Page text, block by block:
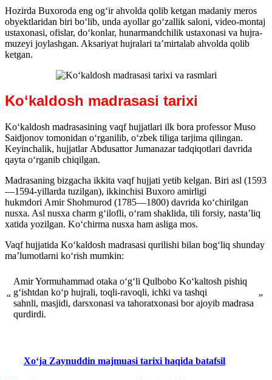
Hozirda Buxoroda eng ogʻir ahvolda qolib ketgan madaniy meros
obyektlaridan biri boʻlib, unda ayollar goʻzallik saloni, video-montaj
ustaxonasi, ofislar, doʻkonlar, hunarmandchilik ustaxonasi va hujra-
muzeyi joylashgan. Aksariyat hujralari taʼmirtalab ahvolda qolib
ketgan.
Koʻkaldosh madrasasi tarixi
Koʻkaldosh madrasasining vaqf hujjatlari ilk bora professor Muso
Saidjonov tomonidan oʻrganilib, oʻzbek tiliga tarjima qilingan.
Keyinchalik, hujjatlar Abdusattor Jumanazar tadqiqotlari davrida
qayta oʻrganib chiqilgan.
Madrasaning bizgacha ikkita vaqf hujjati yetib kelgan. Biri asl (1593
—1594-yillarda tuzilgan), ikkinchisi Buxoro amirligi
hukmdori Amir Shohmurod (1785—1800) davrida koʻchirilgan
nusxa. Asl nusxa charm gʻilofli, oʻram shaklida, tili forsiy, nastaʼliq
xatida yozilgan. Koʻchirma nusxa ham asliga mos.
Vaqf hujjatida Koʻkaldosh madrasasi qurilishi bilan bogʻliq shunday
maʼlumotlarni koʻrish mumkin:
“
Amir Yormuhammad otaka oʻgʻli Qulbobo Koʻkaltosh pishiq
gʻishtdan koʻp hujrali, toqli-ravoqli, ichki va tashqi
sahnli, masjidi, darsxonasi va tahoratxonasi bor ajoyib madrasa
qurdirdi.
”
Xoʻja Zaynuddin majmuasi tarixi haqida batafsil